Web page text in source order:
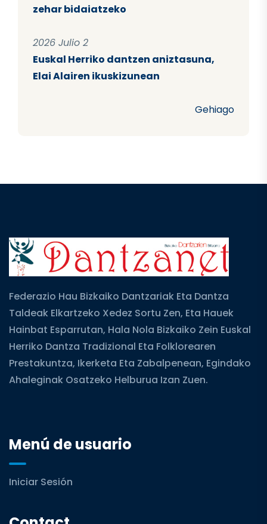
zehar bidaiatzeko
2026 Julio 2
Euskal Herriko dantzen aniztasuna,
Elai Alairen ikuskizunean
Gehiago
Federazio Hau Bizkaiko Dantzariak Eta Dantza
Taldeak Elkartzeko Xedez Sortu Zen, Eta Hauek
Hainbat Esparrutan, Hala Nola Bizkaiko Zein Euskal
Herriko Dantza Tradizional Eta Folklorearen
Prestakuntza, Ikerketa Eta Zabalpenean, Egindako
Ahaleginak Osatzeko Helburua Izan Zuen.
Menú de usuario
Iniciar Sesión